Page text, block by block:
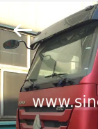
CASA.
PRODOTTI
INTERNATIONAL
CO.,
LTD..
All
Rights
Reserved.